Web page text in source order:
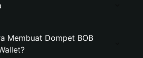
Membuat Dompet BOB